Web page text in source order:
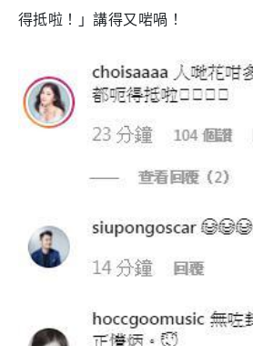
得抵啦！」講得又啱喎！